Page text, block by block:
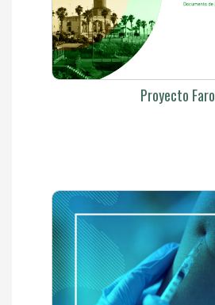
Proyecto Faro